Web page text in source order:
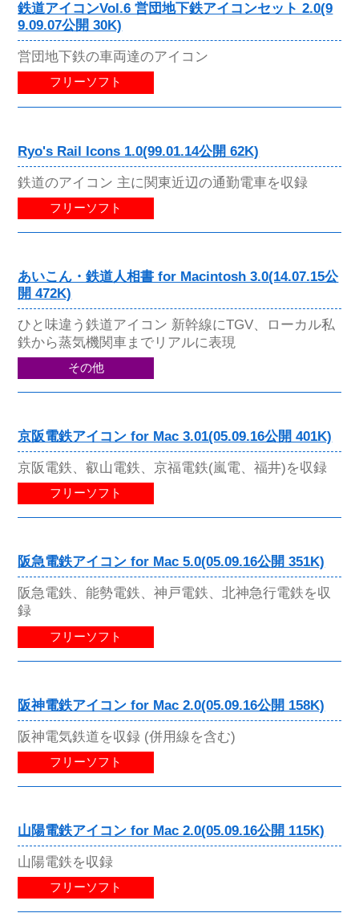
鉄道アイコンVol.6 営団地下鉄アイコンセット 2.0(9
9.09.07公開 30K)
営団地下鉄の車両達のアイコン
フリーソフト
Ryo's Rail Icons 1.0(99.01.14公開 62K)
鉄道のアイコン 主に関東近辺の通勤電車を収録
フリーソフト
あいこん・鉄道人相書 for Macintosh 3.0(14.07.15公
開 472K)
ひと味違う鉄道アイコン 新幹線にTGV、ローカル私
鉄から蒸気機関車までリアルに表現
その他
京阪電鉄アイコン for Mac 3.01(05.09.16公開 401K)
京阪電鉄、叡山電鉄、京福電鉄(嵐電、福井)を収録
フリーソフト
阪急電鉄アイコン for Mac 5.0(05.09.16公開 351K)
阪急電鉄、能勢電鉄、神戸電鉄、北神急行電鉄を収
録
フリーソフト
阪神電鉄アイコン for Mac 2.0(05.09.16公開 158K)
阪神電気鉄道を収録 (併用線を含む)
フリーソフト
山陽電鉄アイコン for Mac 2.0(05.09.16公開 115K)
山陽電鉄を収録
フリーソフト